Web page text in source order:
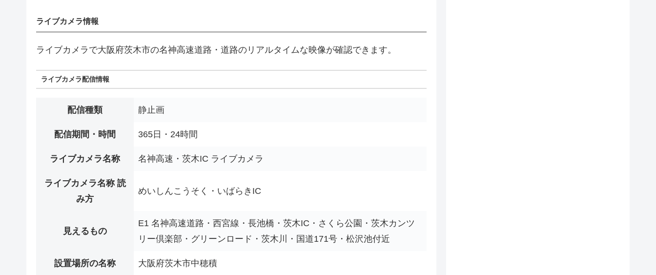
ライブカメラ情報
ライブカメラで大阪府茨木市の名神高速道路・道路のリアルタイムな映像が確認できます。
ライブカメラ配信情報
配信種類 静止画
配信期間・時間 365日・24時間
ライブカメラ名称 名神高速・茨木IC ライブカメラ
ライブカメラ名称 読
み方
めいしんこうそく・いばらきIC
見えるもの
E1 名神高速道路・西宮線・長池橋・茨木IC・さくら公園・茨木カンツ
リー倶楽部・グリーンロード・茨木川・国道171号・松沢池付近
設置場所の名称 大阪府茨木市中穂積